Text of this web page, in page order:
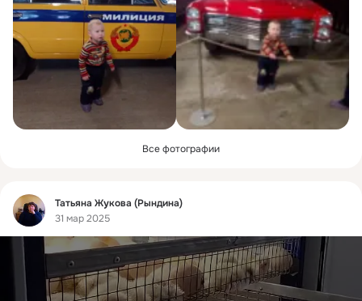
Все фотографии
Фид
Татьяна Жукова (Рындина)
31 мар 2025